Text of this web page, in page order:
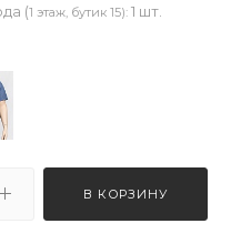
(1 этаж, бутик 15): 1 шт.
В КОРЗИНУ